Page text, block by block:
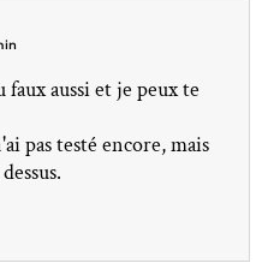
aussi et je peux te
pas testé encore, mais